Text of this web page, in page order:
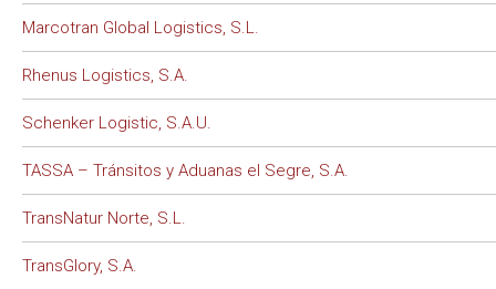
Marcotran Global Logistics, S.L.
Rhenus Logistics, S.A.
Schenker Logistic, S.A.U.
TASSA – Tránsitos y Aduanas el Segre, S.A.
TransNatur Norte, S.L.
TransGlory, S.A.